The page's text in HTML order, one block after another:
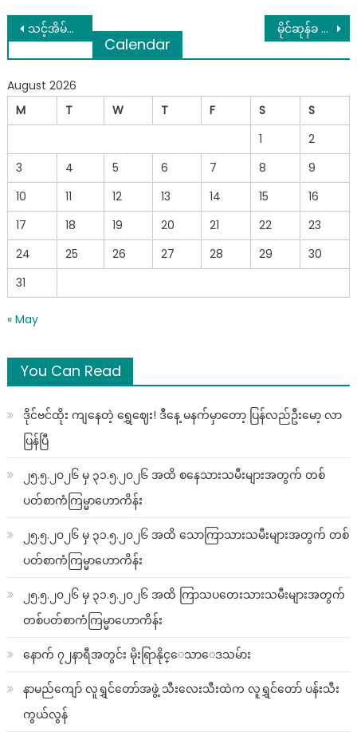
Post
navigation
သင့်အိမ်မှာ မီးကွင်းဂမုန်းပင် စိုက်ထားပါသလား၊ မစိုက်ရသေးရင် စိုက်ထားပါ မိုင်ဆုန်ခ ယူလီဟ💖 သြဂုတ်လ ၁၉ရက်မှ၂၅ရက်နေ့အထိ ရက်ကြိုခန့်မှန်းချက်မိုး🌧🌧🌧
Calendar
August 2026
M
T W T F S
S
1
2
3
4 5 6 7 8
9
10
11 12 13 14 15
16
17
18 19 20 21 22
23
24
25 26 27 28 29
30
31
« May
You Can Read
ဒိုင်ဗင်ထိုး ကျနေတဲ့ ရွှေဈေး! ဒီနေ့ မနက်မှာတော့ ပြန်လည်ဦးမော့ လာ
ပြန်ပြီ
၂၅.၅.၂၀၂၆ မှ ၃၁.၅.၂၀၂၆ အထိ စနေသားသမီးများအတွက် တစ်
ပတ်စာကံကြမ္မာဟောကိန်း
၂၅.၅.၂၀၂၆ မှ ၃၁.၅.၂၀၂၆ အထိ သောကြာသားသမီးများအတွက် တစ်
ပတ်စာကံကြမ္မာဟောကိန်း
၂၅.၅.၂၀၂၆ မှ ၃၁.၅.၂၀၂၆ အထိ ကြာသပတေးသားသမီးများအတွက်
တစ်ပတ်စာကံကြမ္မာဟောကိန်း
နောက် ၇၂နာရီအတွင်း မိုးရြာနိုင္ေသာေဒသမ်ား
နာမည်ကျော် လူရွှင်တော်အဖွဲ့ သီးလေးသီးထဲက လူရွှင်တော် ပန်းသီး
ကွယ်လွန်